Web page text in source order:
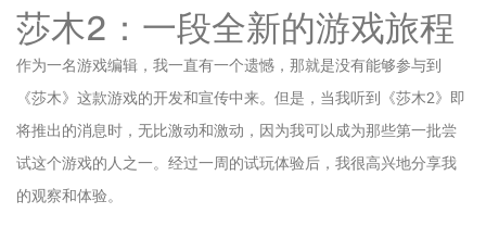
莎木2：一段全新的游戏旅程
作为一名游戏编辑，我一直有一个遗憾，那就是没有能够参与到
《莎木》这款游戏的开发和宣传中来。但是，当我听到《莎木2》即
将推出的消息时，无比激动和激动，因为我可以成为那些第一批尝
试这个游戏的人之一。经过一周的试玩体验后，我很高兴地分享我
的观察和体验。